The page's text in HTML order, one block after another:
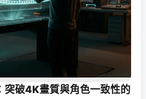
破4K畫質與角色一致性的